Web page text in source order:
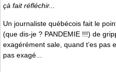
çà fait réfléchir...
Un journaliste québécois fait le
(que dis-je ? PANDEMIE !!!) de
exagérément sale, quand t’es pas
pas exagé...